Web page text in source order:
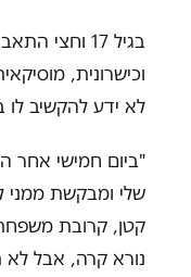
בגיל 17
וכישרונית,
לא ידע להקשיב לו
"ביום חמישי אחר
שלי ומבקשת ממני
קטן, קרובת
נורא קרה, אבל לא